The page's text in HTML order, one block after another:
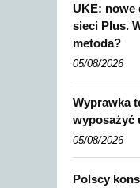
UKE: nowe
sieci Plus.
metoda?
05/08/2026
Wyprawka
wyposażyć
05/08/2026
Polscy